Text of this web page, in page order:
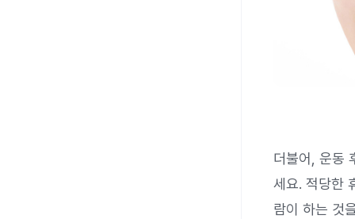
더불어, 운동
세요. 적당한
람이 하는 것